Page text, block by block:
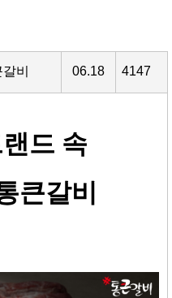
비 06.18 4147
드 속
큰갈비